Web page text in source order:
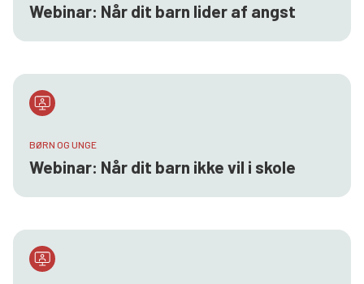
Webinar: Når dit barn lider af angst
BØRN OG UNGE
Webinar: Når dit barn ikke vil i skole